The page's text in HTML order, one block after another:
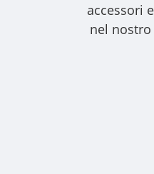
accessori
nel